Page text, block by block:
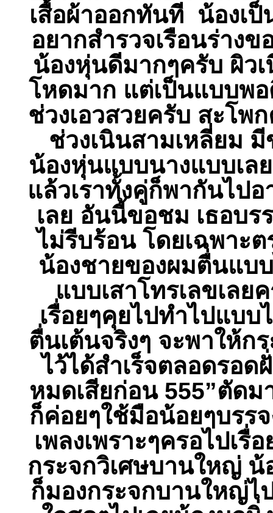
เสื้อผ้าออกทันที น้องเป็
อยากสำรวจเรือนร่าง
น้องหุ่นดีมากๆครับ ผิว
โหดมาก แต่เป็นแบบพ
ช่วงเอวสวยครับ สะโ
ช่วงเนินสามเหลี่ยม
น้องหุ่นแบบนางแบบเล
แล้วเราทั้งคู่ก็พากันไป
เลย อันนี้ขอชม เธอบร
ไม่รีบร้อน โดยเฉพาะ
น้องชายของผมตื่นแบ
แบบเสาโทรเลขเล
เรื่อยๆคุยไปทำไปแบ
ตื่นเต้นจริงๆ จะพาให้ก
ไว้ได้สำเร็จตลอดรอด
หมดเสียก่อน 555”ตัด
ก็ค่อยๆใช้มือน้อยๆบรร
เพลงเพราะๆครอไปเรื่
กระจกวิเศษบานใหญ่ น้
ก็มองกระจกบานใหญ่ไ